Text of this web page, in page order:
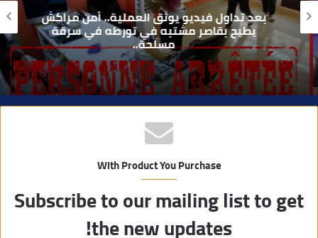
و
ي
ب
بعد تداول فيديو يوثق العملية.. أمن مراكش
يطيح بقاصر مشتبه في تورطه في سرقة
مسلحة..
With Product You Purchase
Subscribe to our mailing list to get
the new updates!